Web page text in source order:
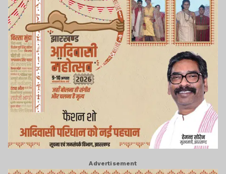
Advertisement